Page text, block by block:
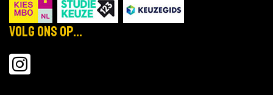
Volg ons op...